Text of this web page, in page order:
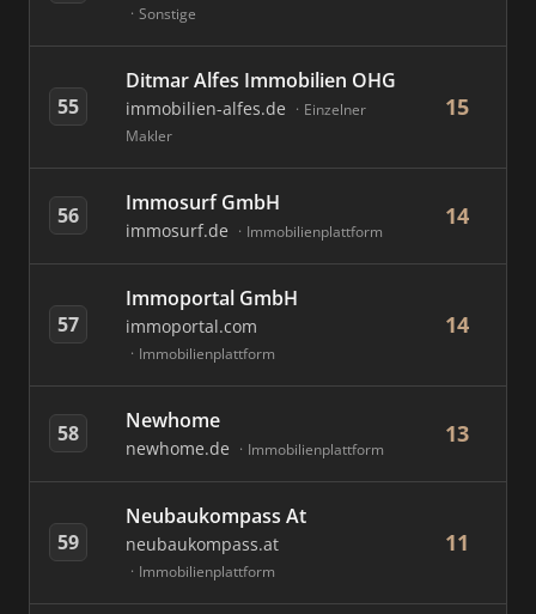
Sonstige
55
Ditmar Alfes Immobilien OHG
immobilien-alfes.de
Einzelner
Makler
15
56 Immosurf GmbH
immosurf.de Immobilienplattform
14
57
Immoportal GmbH
immoportal.com
Immobilienplattform
14
58 Newhome
newhome.de Immobilienplattform
13
59
Neubaukompass At
neubaukompass.at
Immobilienplattform
11